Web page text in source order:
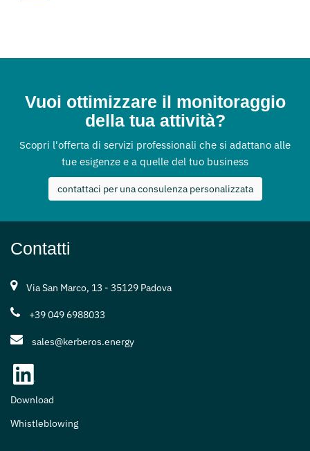
Vuoi ottimizzare il monitoraggio
della tua attività?
Scopri l'offerta di servizi professionali che si adattano alle
tue esigenze e a quelle del tuo business
contattaci per una consulenza personalizzata
Contatti
Via San Marco, 13 - 35129 Padova
+39 049 6988033
sales@kerberos.energy
Download
Whistleblowing